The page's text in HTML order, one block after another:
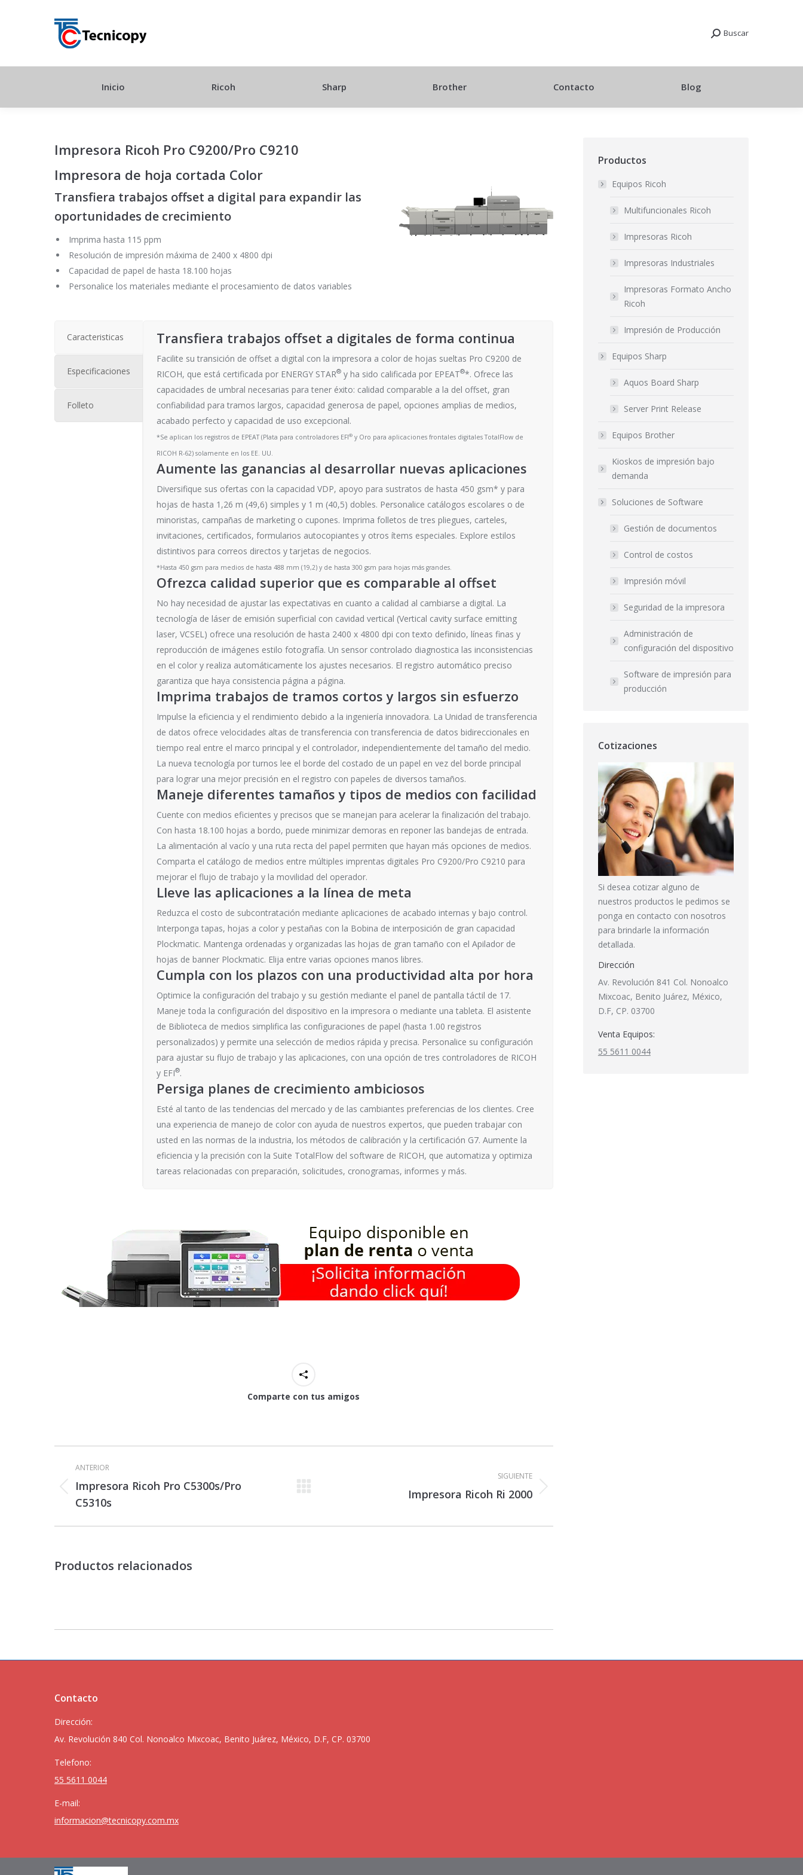
Buscar
Inicio Ricoh Sharp Brother Contacto Blog
Impresora Ricoh Pro C9200/Pro C9210
Impresora de hoja cortada Color
Transfiera trabajos offset a digital para expandir las
oportunidades de crecimiento
Imprima hasta 115 ppm
Resolución de impresión máxima de 2400 x 4800 dpi
Capacidad de papel de hasta 18.100 hojas
Personalice los materiales mediante el procesamiento de datos variables
Caracteristicas
Especificaciones
Folleto
Transfiera trabajos offset a digitales de forma continua
Facilite su transición de offset a digital con la impresora a color de hojas sueltas Pro C9200 de
RICOH, que está certificada por ENERGY STAR® y ha sido calificada por EPEAT®*. Ofrece las
capacidades de umbral necesarias para tener éxito: calidad comparable a la del offset, gran
confiabilidad para tramos largos, capacidad generosa de papel, opciones amplias de medios,
acabado perfecto y capacidad de uso excepcional.
*Se aplican los registros de EPEAT (Plata para controladores EFI® y Oro para aplicaciones frontales digitales TotalFlow de
RICOH R-62) solamente en los EE. UU.
Aumente las ganancias al desarrollar nuevas aplicaciones
Diversifique sus ofertas con la capacidad VDP, apoyo para sustratos de hasta 450 gsm* y para
hojas de hasta 1,26 m (49,6) simples y 1 m (40,5) dobles. Personalice catálogos escolares o de
minoristas, campañas de marketing o cupones. Imprima folletos de tres pliegues, carteles,
invitaciones, certificados, formularios autocopiantes y otros ítems especiales. Explore estilos
distintivos para correos directos y tarjetas de negocios.
*Hasta 450 gsm para medios de hasta 488 mm (19,2) y de hasta 300 gsm para hojas más grandes.
Ofrezca calidad superior que es comparable al offset
No hay necesidad de ajustar las expectativas en cuanto a calidad al cambiarse a digital. La
tecnología de láser de emisión superficial con cavidad vertical (Vertical cavity surface emitting
laser, VCSEL) ofrece una resolución de hasta 2400 x 4800 dpi con texto definido, líneas finas y
reproducción de imágenes estilo fotografía. Un sensor controlado diagnostica las inconsistencias
en el color y realiza automáticamente los ajustes necesarios. El registro automático preciso
garantiza que haya consistencia página a página.
Imprima trabajos de tramos cortos y largos sin esfuerzo
Impulse la eficiencia y el rendimiento debido a la ingeniería innovadora. La Unidad de transferencia
de datos ofrece velocidades altas de transferencia con transferencia de datos bidireccionales en
tiempo real entre el marco principal y el controlador, independientemente del tamaño del medio.
La nueva tecnología por turnos lee el borde del costado de un papel en vez del borde principal
para lograr una mejor precisión en el registro con papeles de diversos tamaños.
Maneje diferentes tamaños y tipos de medios con facilidad
Cuente con medios eficientes y precisos que se manejan para acelerar la finalización del trabajo.
Con hasta 18.100 hojas a bordo, puede minimizar demoras en reponer las bandejas de entrada.
La alimentación al vacío y una ruta recta del papel permiten que hayan más opciones de medios.
Comparta el catálogo de medios entre múltiples imprentas digitales Pro C9200/Pro C9210 para
mejorar el flujo de trabajo y la movilidad del operador.
Lleve las aplicaciones a la línea de meta
Reduzca el costo de subcontratación mediante aplicaciones de acabado internas y bajo control.
Interponga tapas, hojas a color y pestañas con la Bobina de interposición de gran capacidad
Plockmatic. Mantenga ordenadas y organizadas las hojas de gran tamaño con el Apilador de
hojas de banner Plockmatic. Elija entre varias opciones manos libres.
Cumpla con los plazos con una productividad alta por hora
Optimice la configuración del trabajo y su gestión mediante el panel de pantalla táctil de 17.
Maneje toda la configuración del dispositivo en la impresora o mediante una tableta. El asistente
de Biblioteca de medios simplifica las configuraciones de papel (hasta 1.00 registros
personalizados) y permite una selección de medios rápida y precisa. Personalice su configuración
para ajustar su flujo de trabajo y las aplicaciones, con una opción de tres controladores de RICOH
y EFI®.
Persiga planes de crecimiento ambiciosos
Esté al tanto de las tendencias del mercado y de las cambiantes preferencias de los clientes. Cree
una experiencia de manejo de color con ayuda de nuestros expertos, que pueden trabajar con
usted en las normas de la industria, los métodos de calibración y la certificación G7. Aumente la
eficiencia y la precisión con la Suite TotalFlow del software de RICOH, que automatiza y optimiza
tareas relacionadas con preparación, solicitudes, cronogramas, informes y más.
Comparte con tus amigos
Navegación
entre
proyectos
ANTERIOR
Proyecto
anterior
Impresora Ricoh Pro C5300s/Pro
C5310s
SIGUIENTE
Impresora Ricoh Ri 2000
Productos relacionados
Productos
Equipos Ricoh
Multifuncionales Ricoh
Impresoras Ricoh
Impresoras Industriales
Impresoras Formato Ancho
Ricoh
Impresión de Producción
Equipos Sharp
Aquos Board Sharp
Server Print Release
Equipos Brother
Kioskos de impresión bajo
demanda
Soluciones de Software
Gestión de documentos
Control de costos
Impresión móvil
Seguridad de la impresora
Administración de
configuración del dispositivo
Software de impresión para
producción
Cotizaciones
Si desea cotizar alguno de
nuestros productos le pedimos se
ponga en contacto con nosotros
para brindarle la información
detallada.
Dirección
Av. Revolución 841 Col. Nonoalco
Mixcoac, Benito Juárez, México,
D.F, CP. 03700
Venta Equipos:
55 5611 0044
Contacto
Dirección:
Av. Revolución 840 Col. Nonoalco Mixcoac, Benito Juárez, México, D.F, CP. 03700
Telefono:
55 5611 0044
E-mail:
informacion@tecnicopy.com.mx